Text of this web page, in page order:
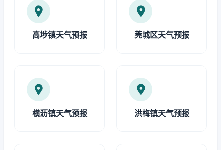
高埗镇天气预报 莞城区天气预报
横沥镇天气预报 洪梅镇天气预报